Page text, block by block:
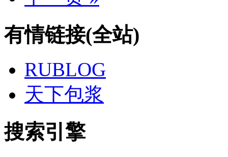
有情链接(全站)
RUBLOG
天下包浆
搜索引擎